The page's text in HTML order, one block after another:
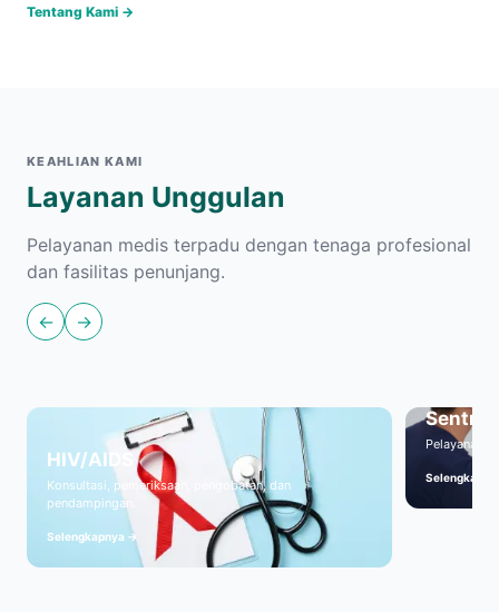
Tentang Kami →
KEAHLIAN KAMI
Layanan Unggulan
Pelayanan medis terpadu dengan tenaga profesional
dan fasilitas penunjang.
← →
HIV/AIDS
Konsultasi, pemeriksaan, pengobatan, dan
pendampingan.
Selengkapnya →
Sentra
Pelayanan